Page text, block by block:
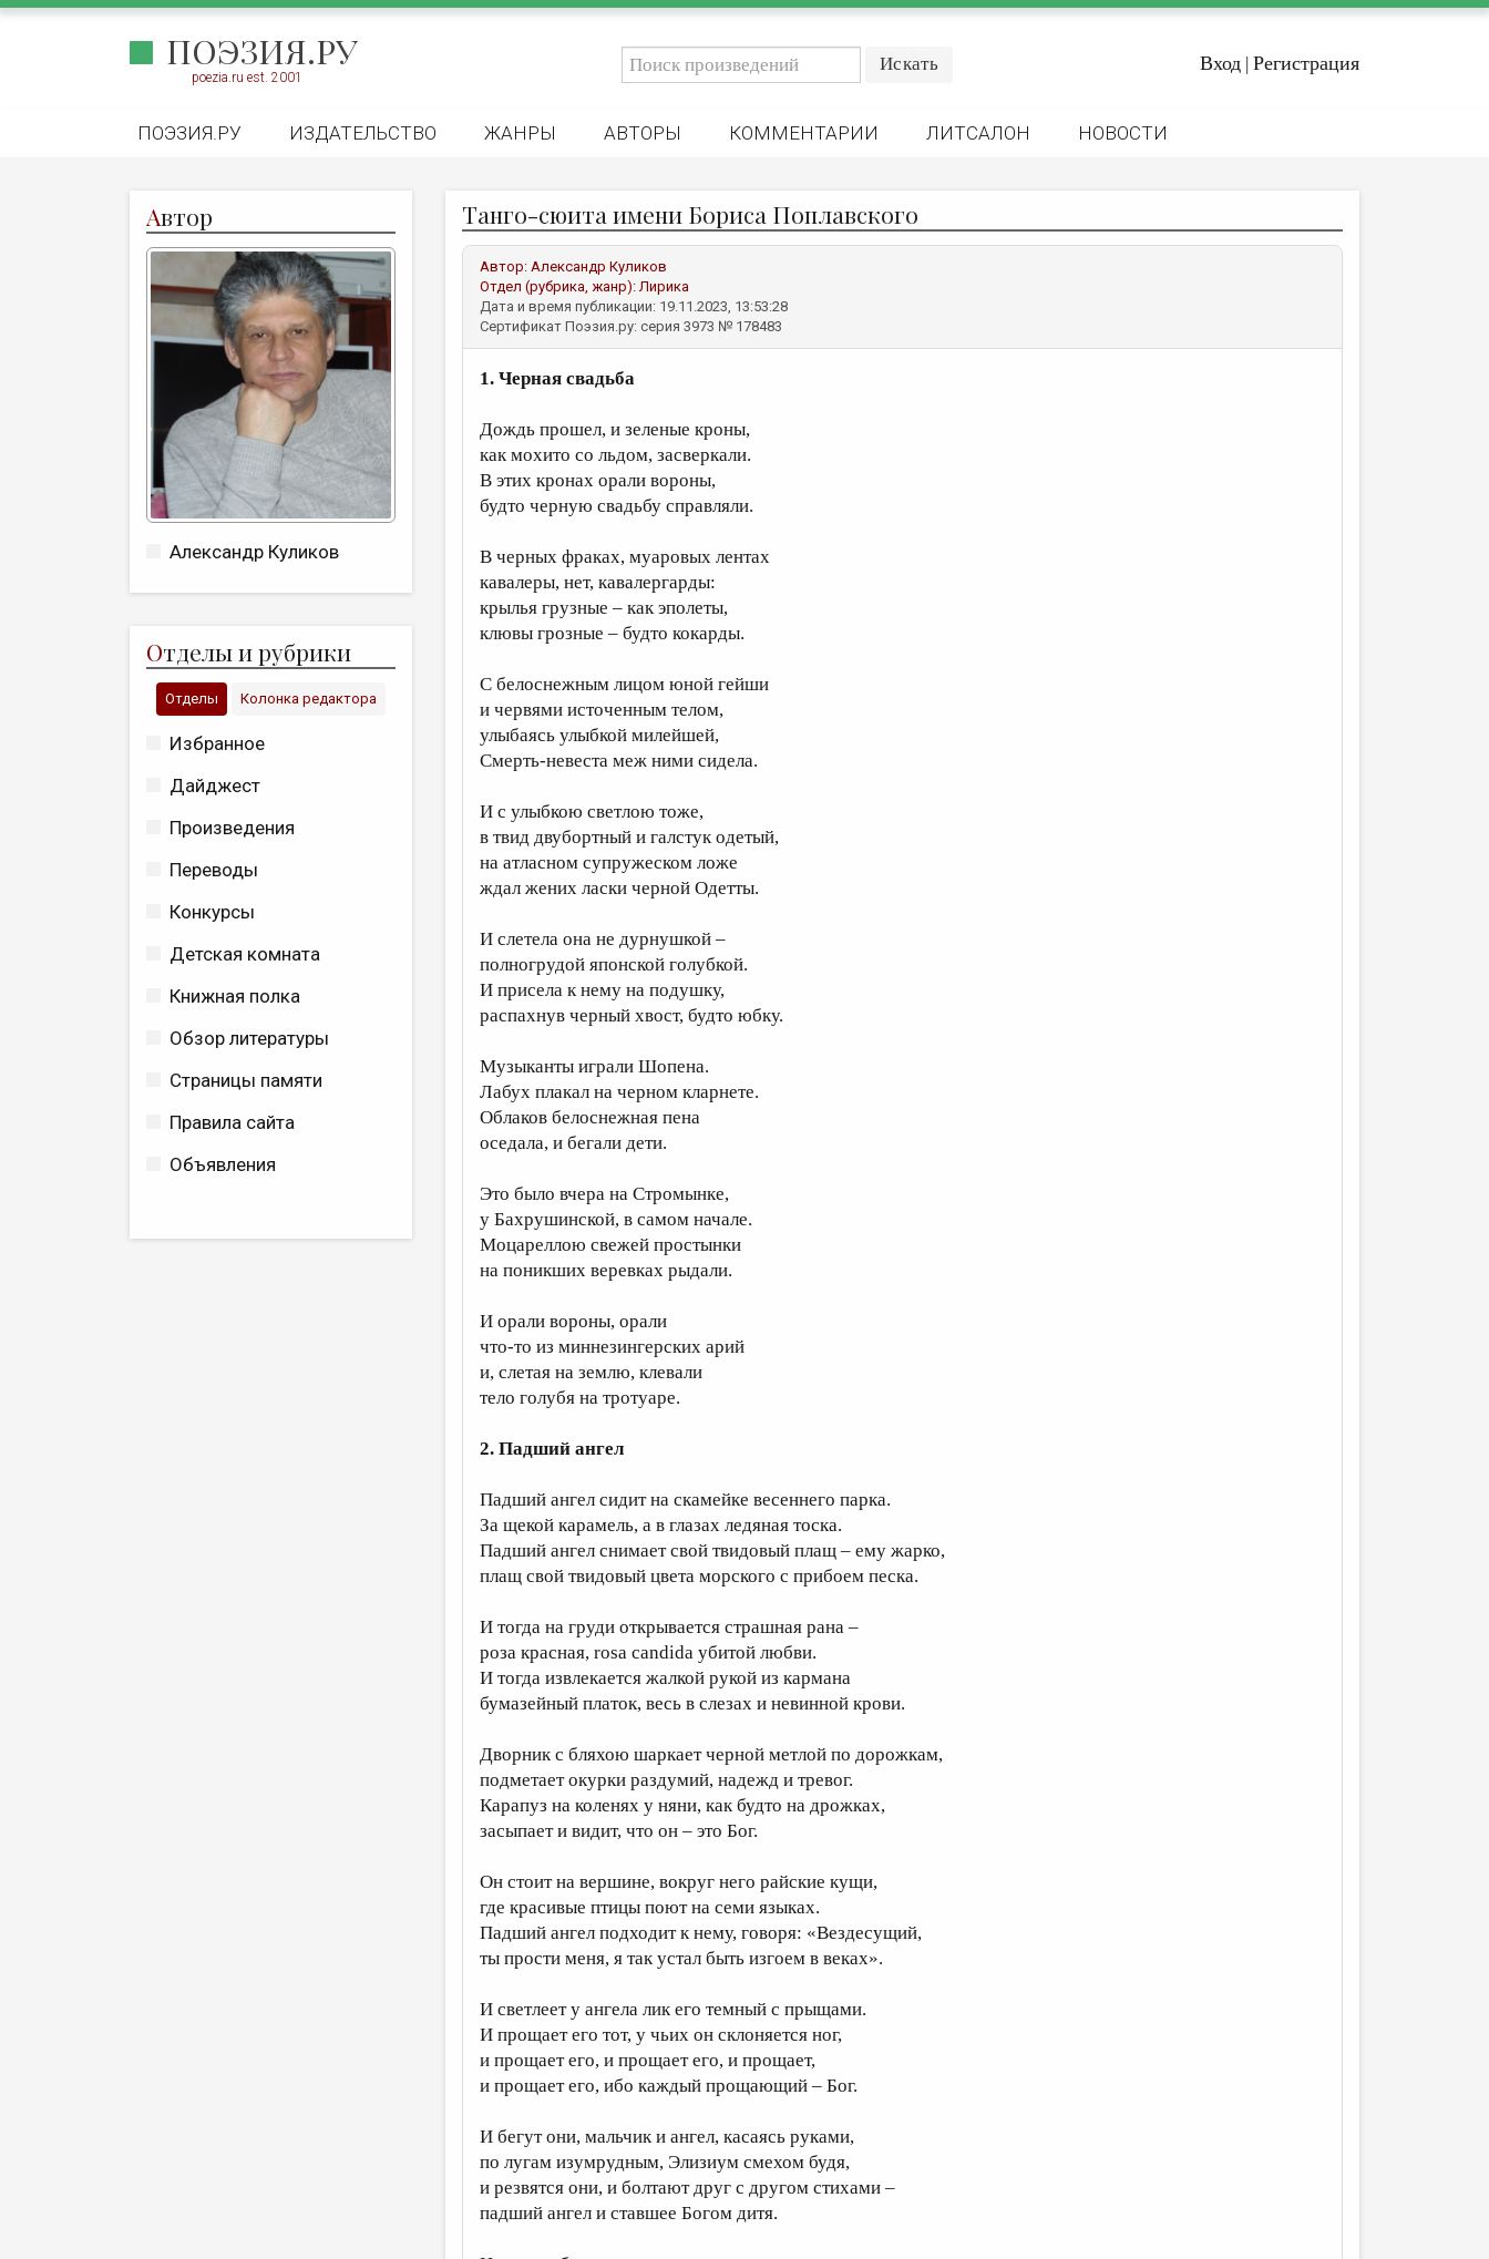
ПОЭЗИЯ.РУ
poezia.ru est. 2001
Вход | Регистрация
ПОЭЗИЯ.РУ ИЗДАТЕЛЬСТВО ЖАНРЫ АВТОРЫ КОММЕНТАРИИ ЛИТСАЛОН НОВОСТИ
Автор
Александр Куликов
Отделы и рубрики
Отделы Колонка редактора
Избранное
Дайджест
Произведения
Переводы
Конкурсы
Детская комната
Книжная полка
Обзор литературы
Страницы памяти
Правила сайта
Объявления
Танго-сюита имени Бориса Поплавского
Автор: Александр Куликов
Отдел (рубрика, жанр):Лирика
Дата и время публикации: 19.11.2023, 13:53:28
Сертификат Поэзия.ру: серия 3973 № 178483
1. Черная свадьба
Дождь прошел, и зеленые кроны,
как мохито со льдом, засверкали.
В этих кронах орали вороны,
будто черную свадьбу справляли.
В черных фраках, муаровых лентах
кавалеры, нет, кавалергарды:
крылья грузные – как эполеты,
клювы грозные – будто кокарды.
С белоснежным лицом юной гейши
и червями источенным телом,
улыбаясь улыбкой милейшей,
Смерть-невеста меж ними сидела.
И с улыбкою светлою тоже,
в твид двубортный и галстук одетый,
на атласном супружеском ложе
ждал жених ласки черной Одетты.
И слетела она не дурнушкой –
полногрудой японской голубкой.
И присела к нему на подушку,
распахнув черный хвост, будто юбку.
Музыканты играли Шопена.
Лабух плакал на черном кларнете.
Облаков белоснежная пена
оседала, и бегали дети.
Это было вчера на Стромынке,
у Бахрушинской, в самом начале.
Моцареллою свежей простынки
на поникших веревках рыдали.
И орали вороны, орали
что-то из миннезингерских арий
и, слетая на землю, клевали
тело голубя на тротуаре.
2. Падший ангел
Падший ангел сидит на скамейке весеннего парка.
За щекой карамель, а в глазах ледяная тоска.
Падший ангел снимает свой твидовый плащ – ему жарко,
плащ свой твидовый цвета морского с прибоем песка.
И тогда на груди открывается страшная рана –
роза красная, rosa candida убитой любви.
И тогда извлекается жалкой рукой из кармана
бумазейный платок, весь в слезах и невинной крови.
Дворник с бляхою шаркает черной метлой по дорожкам,
подметает окурки раздумий, надежд и тревог.
Карапуз на коленях у няни, как будто на дрожках,
засыпает и видит, что он – это Бог.
Он стоит на вершине, вокруг него райские кущи,
где красивые птицы поют на семи языках.
Падший ангел подходит к нему, говоря: «Вездесущий,
ты прости меня, я так устал быть изгоем в веках».
И светлеет у ангела лик его темный с прыщами.
И прощает его тот, у чьих он склоняется ног,
и прощает его, и прощает его, и прощает,
и прощает его, ибо каждый прощающий – Бог.
И бегут они, мальчик и ангел, касаясь руками,
по лугам изумрудным, Элизиум смехом будя,
и резвятся они, и болтают друг с другом стихами –
падший ангел и ставшее Богом дитя.